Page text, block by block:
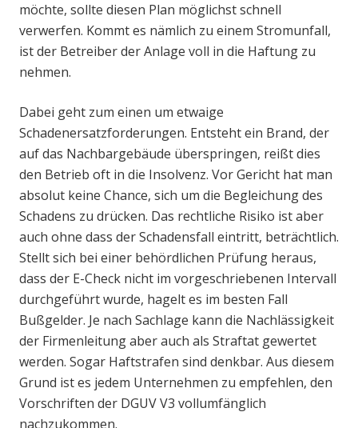
möchte, sollte diesen Plan möglichst schnell
verwerfen. Kommt es nämlich zu einem Stromunfall,
ist der Betreiber der Anlage voll in die Haftung zu
nehmen.
Dabei geht zum einen um etwaige
Schadenersatzforderungen. Entsteht ein Brand, der
auf das Nachbargebäude überspringen, reißt dies
den Betrieb oft in die Insolvenz. Vor Gericht hat man
absolut keine Chance, sich um die Begleichung des
Schadens zu drücken. Das rechtliche Risiko ist aber
auch ohne dass der Schadensfall eintritt, beträchtlich.
Stellt sich bei einer behördlichen Prüfung heraus,
dass der E-Check nicht im vorgeschriebenen Intervall
durchgeführt wurde, hagelt es im besten Fall
Bußgelder. Je nach Sachlage kann die Nachlässigkeit
der Firmenleitung aber auch als Straftat gewertet
werden. Sogar Haftstrafen sind denkbar. Aus diesem
Grund ist es jedem Unternehmen zu empfehlen, den
Vorschriften der DGUV V3 vollumfänglich
nachzukommen.